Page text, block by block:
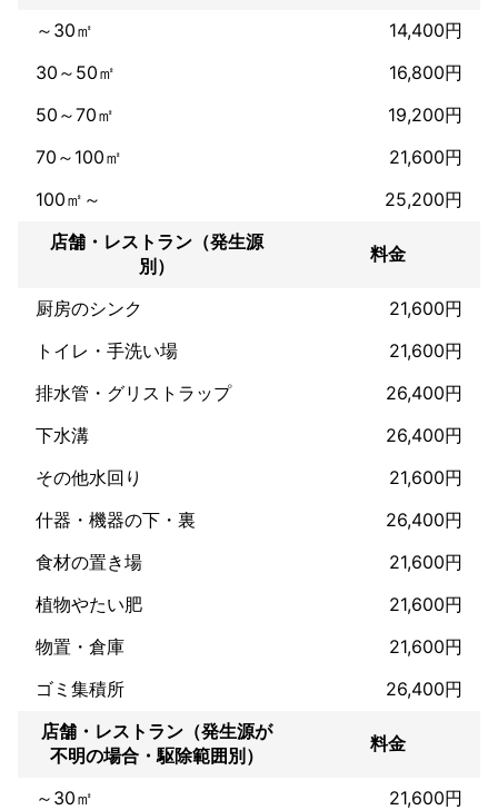
～30㎡
14,400円
30～50㎡
16,800円
50～70㎡
19,200円
70～100㎡
21,600円
100㎡～
25,200円
店舗・レストラン（発生源
別）
料金
厨房のシンク
21,600円
トイレ・手洗い場
21,600円
排水管・グリストラップ
26,400円
下水溝
26,400円
その他水回り
21,600円
什器・機器の下・裏
26,400円
食材の置き場
21,600円
植物やたい肥
21,600円
物置・倉庫
21,600円
ゴミ集積所
26,400円
店舗・レストラン（発生源が
不明の場合・駆除範囲別）
料金
～30㎡
21,600円